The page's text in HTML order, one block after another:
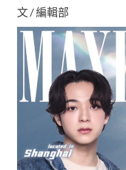
文 / 編輯部